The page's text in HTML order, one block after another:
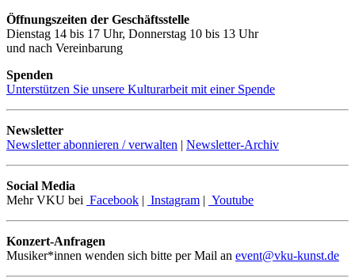
Öffnungszeiten der Geschäftsstelle
Dienstag 14 bis 17 Uhr, Donnerstag 10 bis 13 Uhr
und nach Vereinbarung
Spenden
Unterstützen Sie unsere Kulturarbeit mit einer Spende
Newsletter
Newsletter abonnieren / verwalten | Newsletter-Archiv
Social Media
Mehr VKU bei Facebook | Instagram | Youtube
Konzert-Anfragen
Musiker*innen wenden sich bitte per Mail an event@vku-kunst.de